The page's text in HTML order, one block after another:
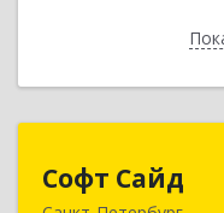
Софт Сайд